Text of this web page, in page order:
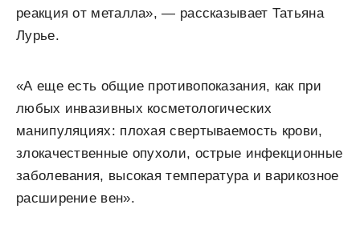
реакция от металла», — рассказывает Татьяна
Лурье.
«А еще есть общие противопоказания, как при
любых инвазивных косметологических
манипуляциях: плохая свертываемость крови,
злокачественные опухоли, острые инфекционные
заболевания, высокая температура и варикозное
расширение вен».